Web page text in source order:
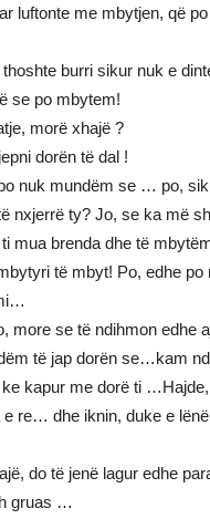
luftonte me mbytjen, që
burri sikur nuk e
se po mbytem!
morë xhajë ?
dorën të dal !
nuk mundëm se … po,
nxjerrë ty? Jo, se ka më
mua brenda dhe të
të mbyt! Po, edhe
more se të ndihmon edhe
të jap dorën se…kam
kapur me dorë ti
e re… dhe iknin, duke e
do të jenë lagur edhe
gruas …